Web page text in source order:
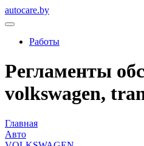
autocare.by
Работы
Регламенты
volkswagen,
Главная
Авто